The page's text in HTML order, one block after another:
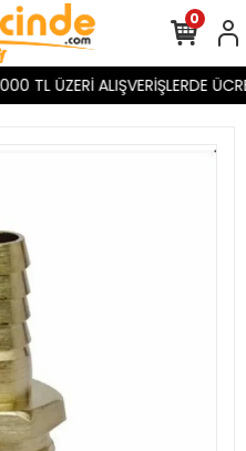
TL ÜZERİ ALIŞVERİŞLERDE
0